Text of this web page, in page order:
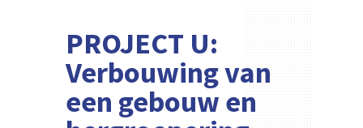
PROJECT U:
Verbouwing van
een gebouw en